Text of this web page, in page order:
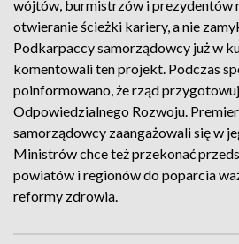
wójtów, burmistrzów i prezydentów
otwieranie ścieżki kariery, a nie
Podkarpaccy samorządowcy już w
komentowali ten projekt. Podczas
poinformowano, że rząd
Odpowiedzialnego Rozwoju.
samorządowcy zaangażowali się w
Ministrów chce też przekonać
powiatów i regionów do poparcia
reformy zdrowia.